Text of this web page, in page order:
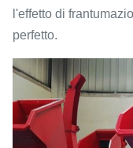
l'effetto di
perfetto.